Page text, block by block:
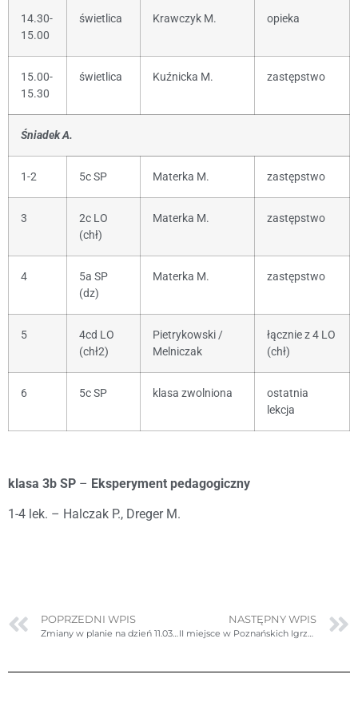
14.30-
15.00
świetlica Krawczyk M. opieka
15.00-
15.30
świetlica Kuźnicka M. zastępstwo
Śniadek A.
1-2 5c SP Materka M. zastępstwo
3
2c LO
(chł)
Materka M. zastępstwo
4
5a SP
(dz)
Materka M. zastępstwo
5
4cd LO
(chł2)
Pietrykowski /
Melniczak
łącznie z 4 LO
(chł)
6 5c SP klasa zwolniona
ostatnia
lekcja
klasa 3b SP – Eksperyment pedagogiczny
1-4 lek. – Halczak P., Dreger M.
POPRZEDNI WPIS NASTĘPNY WPIS